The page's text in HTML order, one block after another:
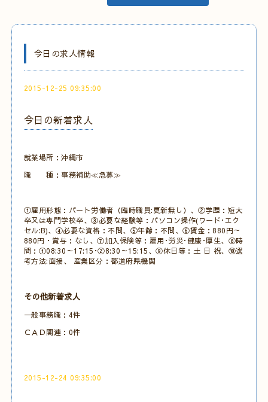
今日の求人情報
2015-12-25 09:35:00
今日の新着求人
就業場所：沖縄市
職 種：事務補助≪急募≫
①雇用形態：パート労働者（臨時職員:更新無し）、②学歴：短大
卒又は専門学校卒、③必要な経験等：パソコン操作(ワード･エク
セル:B)、④必要な資格：不問、⑤年齢：不問、⑥賃金：880円～
880円・賞与：なし、⑦加入保険等：雇用･労災･健康･厚生、⑧時
間：①08:30～17:15･②8:30～15:15、⑨休日等：土 日 祝、⑩選
考方法:面接、 産業区分：都道府県機関
その他新着求人
一般事務職：4件
ＣＡＤ関連：0件
2015-12-24 09:35:00